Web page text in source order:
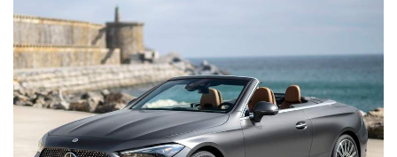
Servosterzo Ad Assistenza Variabile, Elettrico E
Cremagliera Variabile
Volante In Alluminio+pelle Reg. Elettricamente, Reg. In
Altezza, Reg. In Profondità, Multifunzione E Comandi Touch
Assistenza Al Parcheggio Posteriore, Parch Compl
Autom/perpend/uscita E Frenata Automatica Durante
Parcheggio